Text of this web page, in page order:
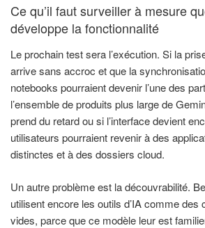
Ce qu’il faut surveiller à mesure
développe la fonctionnalité
Le prochain test sera l’exécution. Si la
arrive sans accroc et que la
notebooks pourraient devenir l’une des
l’ensemble de produits plus large de
prend du retard ou si l’interface devient
utilisateurs pourraient revenir à des
distinctes et à des dossiers cloud.
Un autre problème est la découvrabilité.
utilisent encore les outils d’IA comme des
vides, parce que ce modèle leur est